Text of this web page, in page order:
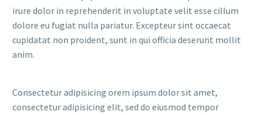
irure dolor in reprehenderit in voluptate velit esse cillum
dolore eu fugiat nulla pariatur. Excepteur sint occaecat
cupidatat non proident, sunt in qui officia deserunt mollit
anim.
Consectetur adipisicing orem ipsum dolor sit amet,
consectetur adipisicing elit, sed do eiusmod tempor